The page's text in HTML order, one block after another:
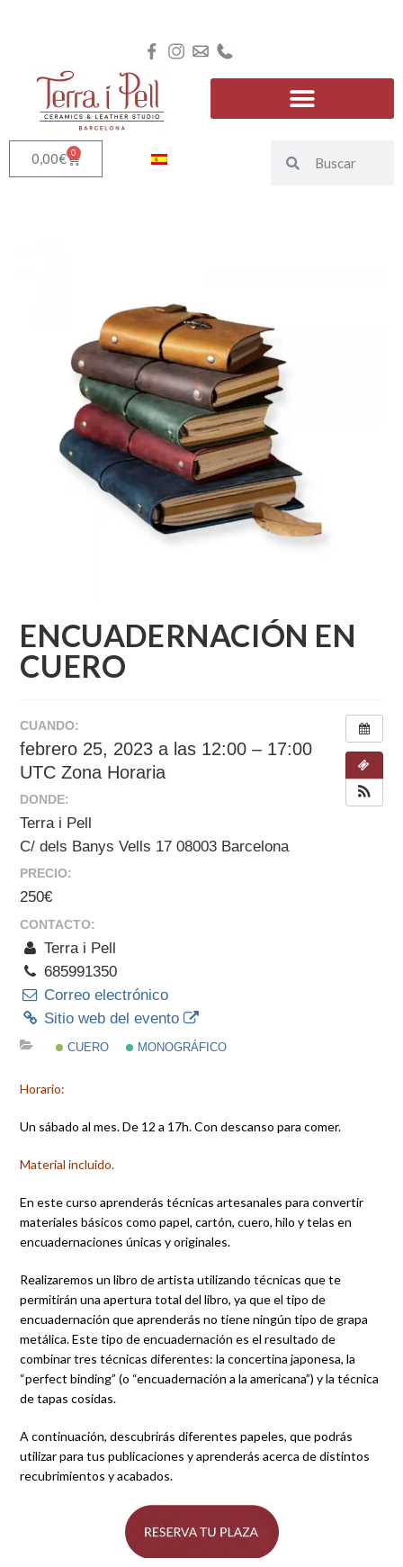
0,00€ 0
ENCUADERNACIÓN EN
CUERO
CUANDO:
febrero 25, 2023 a las 12:00 – 17:00
UTC Zona Horaria
DONDE:
Terra i Pell
C/ dels Banys Vells 17 08003 Barcelona
PRECIO:
250€
CONTACTO:
Terra i Pell
685991350
Correo electrónico
Sitio web del evento
CUERO MONOGRÁFICO
Horario:
Un sábado al mes. De 12 a 17h. Con descanso para comer.
Material incluido.
En este curso aprenderás técnicas artesanales para convertir
materiales básicos como papel, cartón, cuero, hilo y telas en
encuadernaciones únicas y originales.
Realizaremos un libro de artista utilizando técnicas que te
permitirán una apertura total del libro, ya que el tipo de
encuadernación que aprenderás no tiene ningún tipo de grapa
metálica. Este tipo de encuadernación es el resultado de
combinar tres técnicas diferentes: la concertina japonesa, la
“perfect binding” (o “encuadernación a la americana”) y la técnica
de tapas cosidas.
A continuación, descubrirás diferentes papeles, que podrás
utilizar para tus publicaciones y aprenderás acerca de distintos
recubrimientos y acabados.